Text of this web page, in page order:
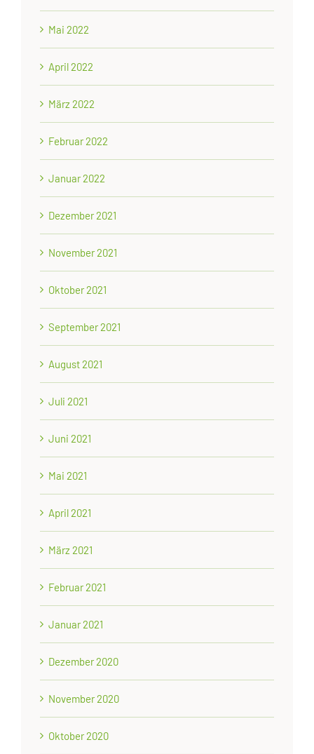
Mai 2022
April 2022
März 2022
Februar 2022
Januar 2022
Dezember 2021
November 2021
Oktober 2021
September 2021
August 2021
Juli 2021
Juni 2021
Mai 2021
April 2021
März 2021
Februar 2021
Januar 2021
Dezember 2020
November 2020
Oktober 2020